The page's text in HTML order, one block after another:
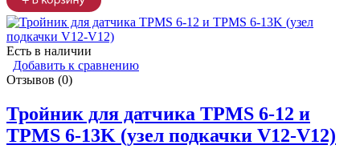
Есть в наличии
Добавить к сравнению
Отзывов (0)
Тройник для датчика TPMS 6-12 и
TPMS 6-13K (узел подкачки V12-V12)